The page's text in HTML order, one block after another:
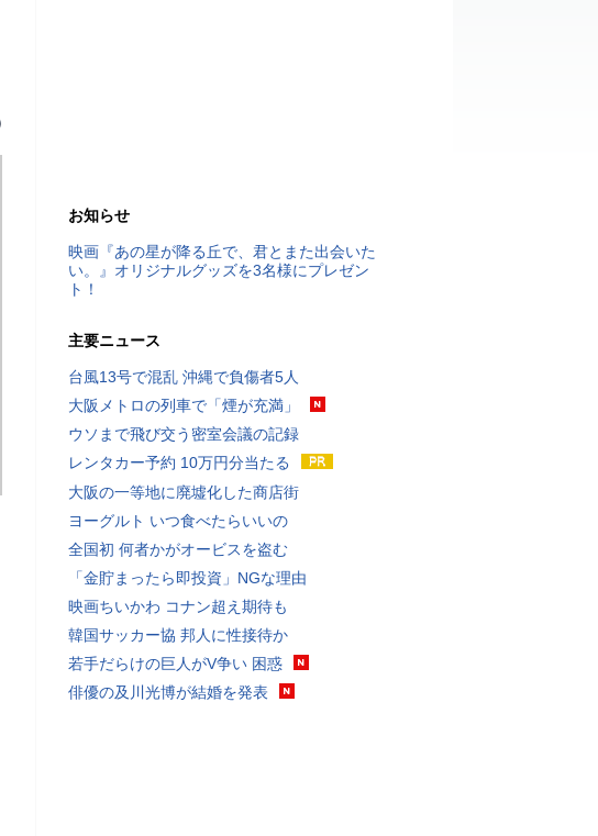
お知らせ
映画『あの星が降る丘で、君とまた出会いた
い。』オリジナルグッズを3名様にプレゼン
ト！
主要ニュース
台風13号で混乱 沖縄で負傷者5人
大阪メトロの列車で「煙が充満」
ウソまで飛び交う密室会議の記録
レンタカー予約 10万円分当たる
大阪の一等地に廃墟化した商店街
ヨーグルト いつ食べたらいいの
全国初 何者かがオービスを盗む
「金貯まったら即投資」NGな理由
映画ちいかわ コナン超え期待も
韓国サッカー協 邦人に性接待か
若手だらけの巨人がV争い 困惑
俳優の及川光博が結婚を発表